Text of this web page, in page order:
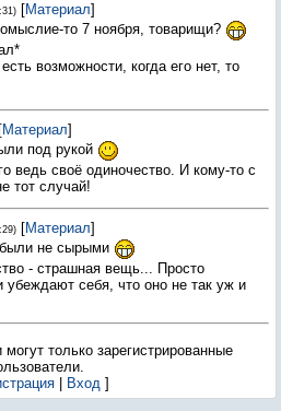
[Материал]
то 7 ноября, товарищи?
возможности, когда его нет, то
[Материал]
под рукой
ведь своё одиночество. И кому-то с
тот случай!
[Материал]
не сырыми
- страшная вещь... Просто
убеждают себя, что оно не так уж и
только зарегистрированные
| Вход]